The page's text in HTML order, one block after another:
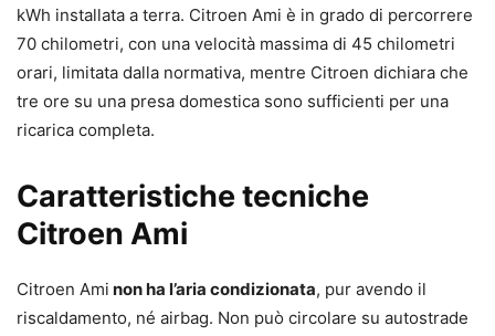
kWh installata a terra. Citroen Ami è in grado di percorrere
70 chilometri, con una velocità massima di 45 chilometri
orari, limitata dalla normativa, mentre Citroen dichiara che
tre ore su una presa domestica sono sufficienti per una
ricarica completa.
Caratteristiche tecniche
Citroen Ami
Citroen Ami non ha l’aria condizionata, pur avendo il
riscaldamento, né airbag. Non può circolare su autostrade